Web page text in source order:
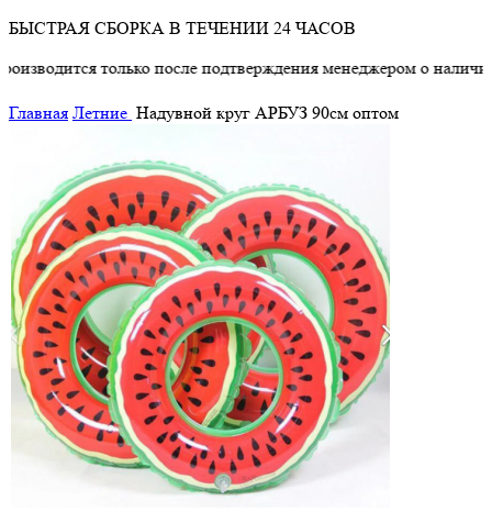
БЫСТРАЯ СБОРКА В ТЕЧЕНИИ 24 ЧАСОВ
только после подтверждения менеджером о наличии
Главная Летние Надувной круг АРБУЗ 90см оптом